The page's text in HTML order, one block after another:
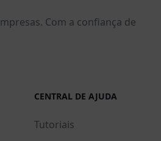
Com a confiança de
CENTRAL DE AJUDA
Tutoriais